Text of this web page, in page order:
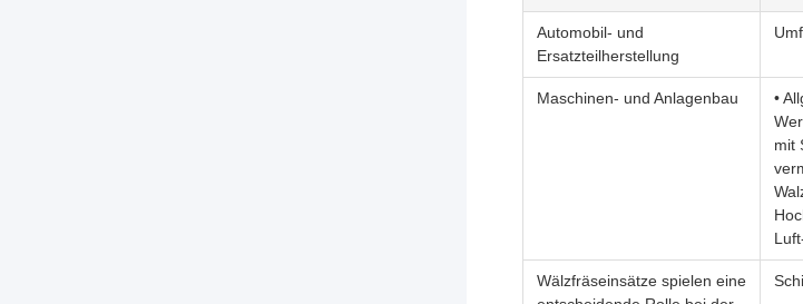
Automobil- und
Ersatzteilherstellung
Maschinen- und Anlagenbau
•
mit
Wälzfräseinsätze spielen eine